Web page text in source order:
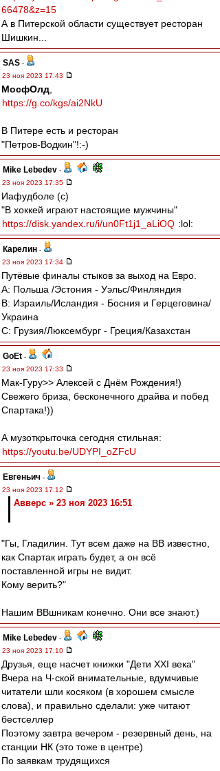
66478&z=15
А в Питерской области существует ресторан
Шишкин...
SAS -
23 ноя 2023 17:43
МосфОлд
https://g.co/kgs/ai2NkU
В Питере есть и ресторан
"Петров-Водкин"!:-)
Mike Lebedev -
23 ноя 2023 17:35
Иафудболе (с)
"В хоккей играют настоящие мужчины"
https://disk.yandex.ru/i/un0Ft1j1_aLiOQ :lol:
Карелин -
23 ноя 2023 17:34
Путёвые финалы стыков за выход на Евро.
А: Польша /Эстония - Уэльс/Финляндия
В: Израиль/Исландия - Босния и Герцеговина/
Украина
С: Грузия/Люксембург - Греция/Казахстан
GoEt -
23 ноя 2023 17:33
Мак-Гуру>> Алексей с Днём Рождения!)
Свежего бриза, бесконечного драйва и побед
Спартака!))
А музоткрыточка сегодня стильная:
https://youtu.be/UDYPI_oZFcU
Евгеньич -
23 ноя 2023 17:12
Авверс » 23 ноя 2023 16:51
"Гы, Гладилин. Тут всем даже на ВВ известно,
как Спартак играть будет, а он всё
поставленной игры не видит.
Кому верить?"
Нашим ВВшникам конечно. Они все знают.)
Mike Lebedev -
23 ноя 2023 17:10
Друзья, еще насчет книжки "Дети XXI века"
Вчера на Ч-ской внимательные, вдумчивые
читатели шли косяком (в хорошем смысле
слова), и правильно сделали: уже читают
бестселлер
Поэтому завтра вечером - резервный день, на
станции НК (это тоже в центре)
По заявкам трудящихся